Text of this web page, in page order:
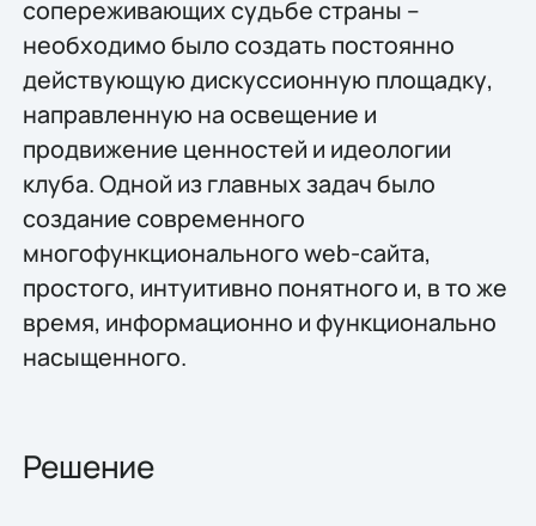
сопереживающих судьбе страны –
необходимо было создать постоянно
действующую дискуссионную площадку,
направленную на освещение и
продвижение ценностей и идеологии
клуба. Одной из главных задач было
создание современного
многофункционального web-сайта,
простого, интуитивно понятного и, в то же
время, информационно и функционально
насыщенного.
Решение